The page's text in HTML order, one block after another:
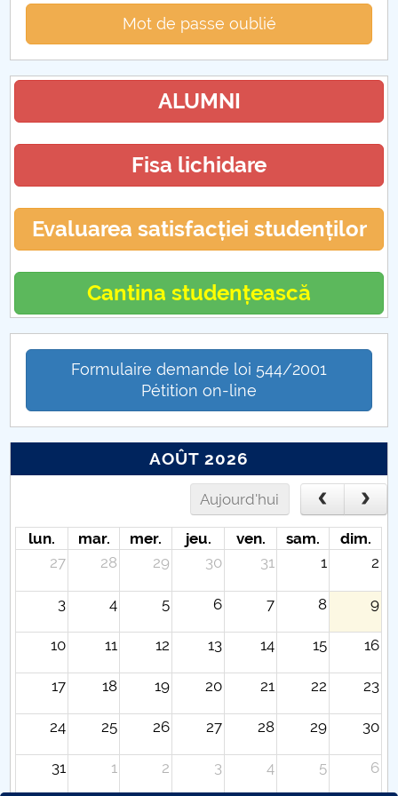
Mot de passe oublié
ALUMNI
Fisa lichidare
Evaluarea satisfacției studenților
Cantina studențească
Formulaire demande loi 544/2001
Pétition on-line
AOÛT 2026
Aujourd'hui
lun. mar. mer. jeu. ven. sam.
dim.
27
28 29 30 31 1 2
3 4 5 6 7 8 9
10 11 12 13 14 15 16
17 18 19 20 21 22 23
24 25 26 27 28 29 30
31 1 2 3 4 5 6